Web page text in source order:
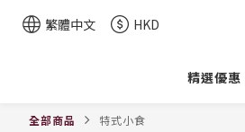
繁體中文 HKD
精選優惠
全部商品 特式小食